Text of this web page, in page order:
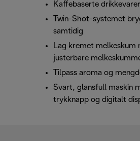
Kaffebaserte
Twin-Shot-systemet
samtidig
Lag kremet melkeskum
justerbare
Tilpass aroma og
Svart, glansfull maskin
trykknapp og digitalt